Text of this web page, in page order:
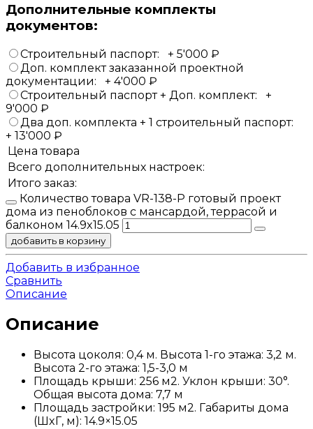
Дополнительные комплекты
документов:
Строительный паспорт: + 5'000 ₽
Доп. комплект заказанной проектной
документации:
+ 4'000 ₽
Строительный паспорт + Доп. комплект:
+
9'000 ₽
Два доп. комплекта + 1 строительный паспорт:
+ 13'000 ₽
Цена товара
Всего дополнительных настроек:
Итого заказ:
Количество товара VR-138-P готовый проект
дома из пеноблоков с мансардой, террасой и
балконом 14.9x15.05
добавить в корзину
Добавить в избранное
Сравнить
Описание
Описание
Высота цоколя: 0,4 м. Высота 1-го этажа: 3,2 м.
Высота 2-го этажа: 1,5-3,0 м
Площадь крыши: 256 м2. Уклон крыши: 30°.
Общая высота дома: 7,7 м
Площадь застройки: 195 м2. Габариты дома
(ШxГ, м): 14.9×15.05